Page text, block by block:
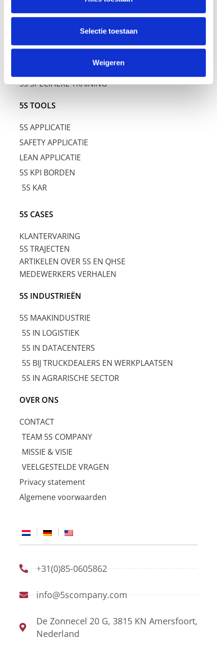
Selectie toestaan
Weigeren
5S SPECIFIEKE TRAINING
5S TOOLS
5S APPLICATIE
SAFETY APPLICATIE
LEAN APPLICATIE
5S KPI BORDEN
5S KAR
5S CASES
KLANTERVARING
5S TRAJECTEN
ARTIKELEN OVER 5S EN QHSE
MEDEWERKERS VERHALEN
5S INDUSTRIEËN
5S MAAKINDUSTRIE
5S IN LOGISTIEK
5S IN DATACENTERS
5S BIJ TRUCKDEALERS EN WERKPLAATSEN
5S IN AGRARISCHE SECTOR
OVER ONS
CONTACT
TEAM 5S COMPANY
MISSIE & VISIE
VEELGESTELDE VRAGEN
Privacy statement
Algemene voorwaarden
+31(0)85-0605862
info@5scompany.com
De Zonnecel 20 G, 3815 KN Amersfoort,
Nederland